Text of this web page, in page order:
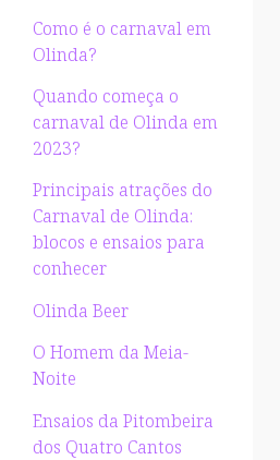
Como é o carnaval em
Olinda?
Quando começa o
carnaval de Olinda em
2023?
Principais atrações do
Carnaval de Olinda:
blocos e ensaios para
conhecer
Olinda Beer
O Homem da Meia-
Noite
Ensaios da Pitombeira
dos Quatro Cantos